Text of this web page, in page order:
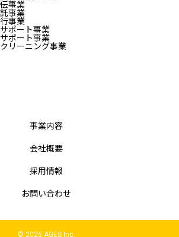
事業
事業
事業
ポート事業
ポート事業
リーニング事業
事業内容
会社概要
採用情報
お問い合わせ
© 2026 AGES Inc.